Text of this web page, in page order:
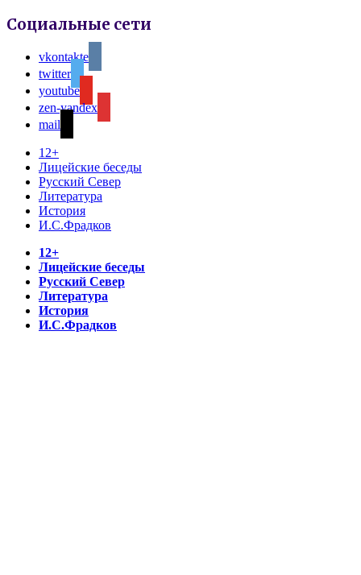
Социальные сети
vkontakte
twitter
youtube
zen-yandex
mail
12+
Лицейские беседы
Русский Север
Литература
История
И.С.Фрадков
12+
Лицейские беседы
Русский Север
Литература
История
И.С.Фрадков